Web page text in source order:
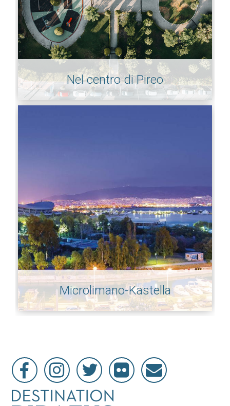
Nel centro di Pireo
Microlimano-Kastella